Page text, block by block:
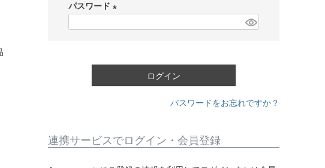
パスワード
ログイン
パスワードをお忘れですか？
連携サービスでログイン・会員登録